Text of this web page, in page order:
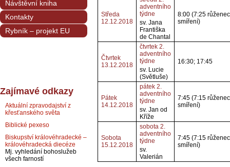
Středa
12.12.2018
adventního
týdne
sv. Jana
Františka
de Chantal
8:00 (7:25
smíření)
Čtvrtek
13.12.2018
čtvrtek 2.
adventního
týdne
sv. Lucie
(Světluše)
16:30; 17:45
Pátek
14.12.2018
pátek 2.
adventního
týdne
sv. Jan od
Kříže
7:45 (7:15
smíření)
Sobota
15.12.2018
sobota 2.
adventního
týdne
sv.
Valerián
7:45 (7:15
smíření)
Návštěvní kniha
Kontakty
Rybník – projekt EU
Zajímavé odkazy
Aktuální zpravodajství z
křesťanského světa
Biblické pexeso
Biskupství královéhradecké –
královéhradecká diecéze
Mj. vyhledání bohoslužeb
všech farností